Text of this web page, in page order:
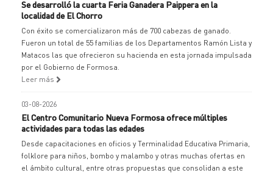
Se desarrolló la cuarta Feria Ganadera Paippera en la
localidad de El Chorro
Con éxito se comercializaron más de 700 cabezas de ganado.
Fueron un total de 55 familias de los Departamentos Ramón Lista y
Matacos las que ofrecieron su hacienda en esta jornada impulsada
por el Gobierno de Formosa.
Leer más
03-08-2026
El Centro Comunitario Nueva Formosa ofrece múltiples
actividades para todas las edades
Desde capacitaciones en oficios y Terminalidad Educativa Primaria,
folklore para niños, bombo y malambo y otras muchas ofertas en
el ámbito cultural, entre otras propuestas que consolidan a este